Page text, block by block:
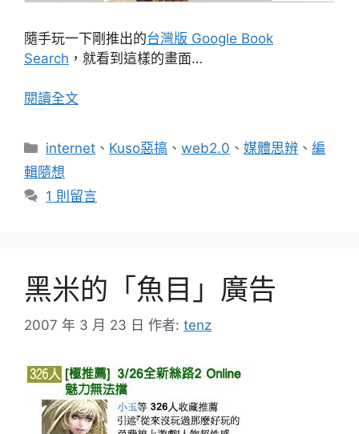
隨手玩一下剛推出的台灣版 Google Book
Search ，就看到這樣的畫面…
閱讀全文
分
類
internet 、 Kuso惡搞 、web2.0 、媒體思辨 、編
輯隨想
1 則留言
黑米的「魚目」廣告
2007 年 3 月 23 日 作者: tenz